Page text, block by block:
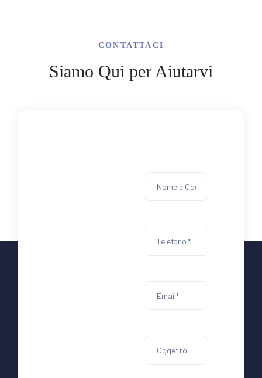
Siamo Qui per Aiutarvi
CONTATTACI